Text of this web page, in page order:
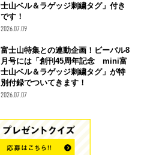
士山ベル＆ラゲッジ刺繍タグ」付き
です！
2026.07.09
富士山特集との連動企画！ビーパル8
月号には「創刊45周年記念 mini富
士山ベル＆ラゲッジ刺繍タグ」が特
別付録でついてきます！
2026.07.07